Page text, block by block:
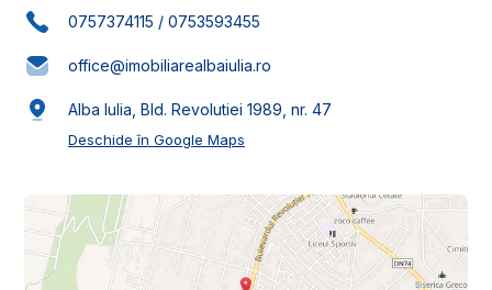
0757374115 / 0753593455
office@imobiliarealbaiulia.ro
Alba Iulia, Bld. Revolutiei 1989, nr. 47
Deschide în Google Maps